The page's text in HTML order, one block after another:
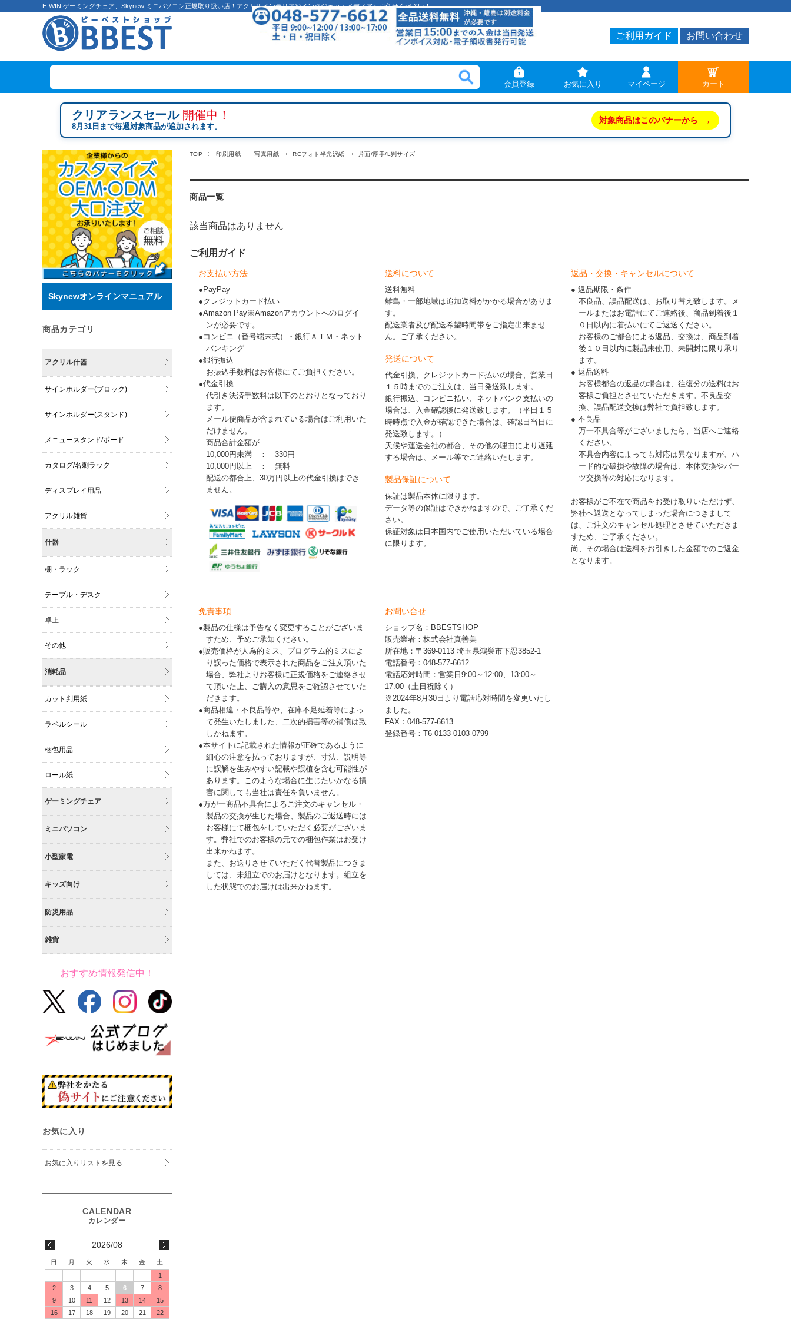
E-WIN ゲーミングチェア、Skynew ミニパソコン正規取り扱い店！アクリルインテリアやインクジェットメディアもお任せください！
ご利用ガイド お問い合わせ
会員登録 お気に入り マイページ カート
クリアランスセール 開催中！
8月31日まで毎週対象商品が追加されます。
対象商品はこのバナーから →
TOP 印刷用紙 写真用紙 RCフォト半光沢紙 片面/厚手/L判サイズ
商品一覧
該当商品はありません
ご利用ガイド
お支払い方法
●PayPay
●クレジットカード払い
●Amazon Pay※Amazonアカウントへのログイ
ンが必要です。
●コンビニ（番号端末式）・銀行ＡＴＭ・ネット
バンキング
●銀行振込
お振込手数料はお客様にてご負担ください。
●代金引換
代引き決済手数料は以下のとおりとなっており
ます。
メール便商品が含まれている場合はご利用いた
だけません。
商品合計金額が
10,000円未満 ： 330円
10,000円以上 ： 無料
配送の都合上、30万円以上の代金引換はでき
ません。
送料について
送料無料
離島・一部地域は追加送料がかかる場合がありま
す。
配送業者及び配送希望時間帯をご指定出来ませ
ん。ご了承ください。
発送について
代金引換、クレジットカード払いの場合、営業日
１５時までのご注文は、当日発送致します。
銀行振込、コンビニ払い、ネットバンク支払いの
場合は、入金確認後に発送致します。（平日１５
時時点で入金が確認できた場合は、確認日当日に
発送致します。）
天候や運送会社の都合、その他の理由により遅延
する場合は、メール等でご連絡いたします。
製品保証について
保証は製品本体に限ります。
データ等の保証はできかねますので、ご了承くだ
さい。
保証対象は日本国内でご使用いただいている場合
に限ります。
返品・交換・キャンセルについて
● 返品期限・条件
不良品、誤品配送は、お取り替え致します。メ
ールまたはお電話にてご連絡後、商品到着後１
０日以内に着払いにてご返送ください。
お客様のご都合による返品、交換は、商品到着
後１０日以内に製品未使用、未開封に限り承り
ます。
● 返品送料
お客様都合の返品の場合は、往復分の送料はお
客様ご負担とさせていただきます。不良品交
換、誤品配送交換は弊社で負担致します。
● 不良品
万一不具合等がございましたら、当店へご連絡
ください。
不具合内容によっても対応は異なりますが、ハ
ード的な破損や故障の場合は、本体交換やパー
ツ交換等の対応になります。
お客様がご不在で商品をお受け取りいただけず、
弊社へ返送となってしまった場合につきまして
は、ご注文のキャンセル処理とさせていただきま
すため、ご了承ください。
尚、その場合は送料をお引きした金額でのご返金
となります。
免責事項
●製品の仕様は予告なく変更することがございま
すため、予めご承知ください。
●販売価格が人為的ミス、プログラム的ミスによ
り誤った価格で表示された商品をご注文頂いた
場合、弊社よりお客様に正規価格をご連絡させ
て頂いた上、ご購入の意思をご確認させていた
だきます。
●商品相違・不良品等や、在庫不足延着等によっ
て発生いたしました、二次的損害等の補償は致
しかねます。
●本サイトに記載された情報が正確であるように
細心の注意を払っておりますが、寸法、説明等
に誤解を生みやすい記載や誤植を含む可能性が
あります。このような場合に生じたいかなる損
害に関しても当社は責任を負いません。
●万が一商品不具合によるご注文のキャンセル・
製品の交換が生じた場合、製品のご返送時には
お客様にて梱包をしていただく必要がございま
す。弊社でのお客様の元での梱包作業はお受け
出来かねます。
また、お送りさせていただく代替製品につきま
しては、未組立でのお届けとなります。組立を
した状態でのお届けは出来かねます。
お問い合せ
ショップ名：BBESTSHOP
販売業者：株式会社真善美
所在地：〒369-0113 埼玉県鴻巣市下忍3852-1
電話番号：048-577-6612
電話応対時間：営業日9:00～12:00、13:00～
17:00（土日祝除く）
※2024年8月30日より電話応対時間を変更いたし
ました。
FAX：048-577-6613
登録番号：T6-0133-0103-0799
Skynewオンラインマニュアル
商品カテゴリ
アクリル什器
サインホルダー(ブロック)
サインホルダー(スタンド)
メニュースタンド/ボード
カタログ/名刺ラック
ディスプレイ用品
アクリル雑貨
什器
棚・ラック
テーブル・デスク
卓上
その他
消耗品
カット判用紙
ラベルシール
梱包用品
ロール紙
ゲーミングチェア
ミニパソコン
小型家電
キッズ向け
防災用品
雑貨
おすすめ情報発信中！
お気に入り
お気に入りリストを見る
2026/08
日 月 火 水 木 金
土
1
2
3 4 5 6 7
8
9
10 11 12 13 14
15
16
17 18 19 20 21 22